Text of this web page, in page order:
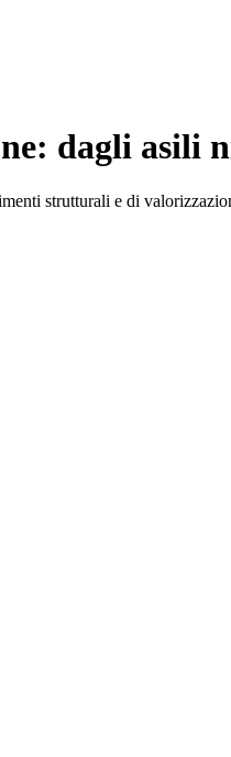
dagli asili
strutturali e di